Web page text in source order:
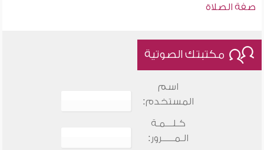
صفة الصلاة
مكتبتك الصوتية
اسم
المستخدم:
كـلـــمـة
الـمـــــرور: